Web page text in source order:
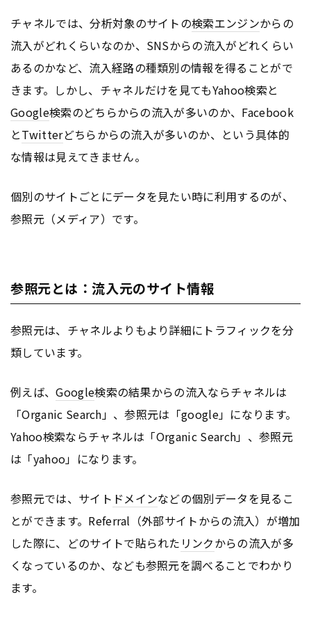
チャネルでは、分析対象のサイトの検索エンジンからの
流入がどれくらいなのか、SNSからの流入がどれくらい
あるのかなど、流入経路の種類別の情報を得ることがで
きます。しかし、チャネルだけを見てもYahoo検索と
Google検索のどちらからの流入が多いのか、Facebook
とTwitterどちらからの流入が多いのか、という具体的
な情報は見えてきません。
個別のサイトごとにデータを見たい時に利用するのが、
参照元（メディア）です。
参照元とは：流入元のサイト情報
参照元は、チャネルよりもより詳細にトラフィックを分
類しています。
例えば、Google検索の結果からの流入ならチャネルは
「Organic Search」、参照元は「google」になります。
Yahoo検索ならチャネルは「Organic Search」、参照元
は「yahoo」になります。
参照元では、サイト ドメインなどの個別データを見るこ
とができます。Referral（外部サイトからの流入）が増加
した際に、どのサイトで貼られた リンクからの流入が多
くなっているのか、なども参照元を調べることでわかり
ます。